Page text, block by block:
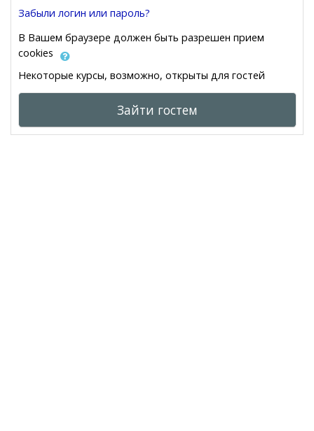
Забыли логин или пароль?
В Вашем браузере должен быть разрешен прием
cookies
Некоторые курсы, возможно, открыты для гостей
Зайти гостем